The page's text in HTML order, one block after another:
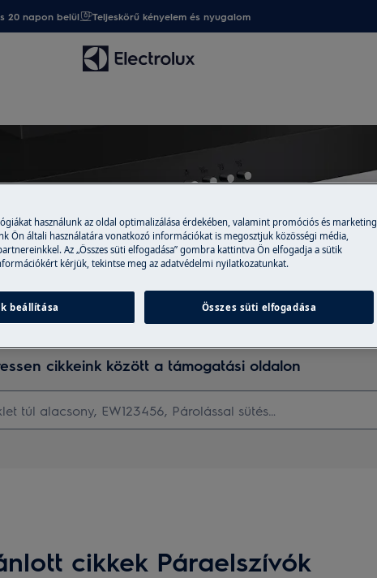
20 napon belül Teljeskörű kényelem és nyugalom
a Páraelszívók
cikkeink között a támogatási oldalon
cikkek Páraelszívók
használunk az oldal optimalizálása érdekében, valamint promóciós és marketing
Ön általi használatára vonatkozó információkat is megosztjuk közösségi média,
Az „Összes süti elfogadása” gombra kattintva Ön elfogadja a sütik
kérjük, tekintse meg az adatvédelmi nyilatkozatunkat.
beállítása Összes süti elfogadása